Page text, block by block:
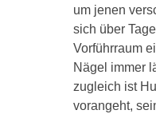
um jenen
sich über
Vorführraum
Nägel immer
zugleich ist
vorangeht,